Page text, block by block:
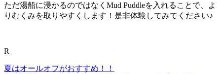
ただ湯船に浸かるのではなくMud Puddleを入れることで、よ
りむくみを取りやすくします！是非体験してみてください♪
R
夏はオールオフがおすすめ！！